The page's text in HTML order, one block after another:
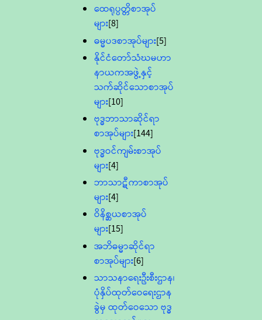
ထေရုပ္ပတ္တိစာအုပ်
များ[8]
ဓမ္မပဒစာအုပ်များ[5]
နိုင်ငံတော်သံဃမဟာ
နာယကအဖွဲ့နှင့်
သက်ဆိုင်သောစာအုပ်
များ[10]
ဗုဒ္ဓဘာသာဆိုင်ရာ
စာအုပ်များ[144]
ဗုဒ္ဓဝင်ကျမ်းစာအုပ်
များ[4]
ဘာသာဋီကာစာအုပ်
များ[4]
ဝိနိစ္ဆယစာအုပ်
များ[15]
အဘိဓမ္မာဆိုင်ရာ
စာအုပ်များ[6]
သာသနာရေးဦးစီးဌာန၊
ပုံနှိပ်ထုတ်ဝေရေးဌာန
ခွဲမှ ထုတ်ဝေသော ဗုဒ္ဓ